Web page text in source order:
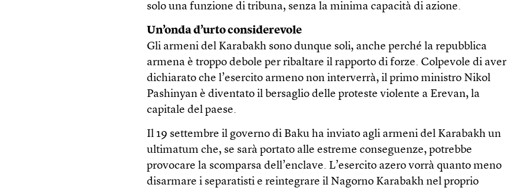
solo una funzione di tribuna, senza la minima capacità di azione.
Un’onda d’urto considerevole
Gli armeni del Karabakh sono dunque soli, anche perché la repubblica
armena è troppo debole per ribaltare il rapporto di forze. Colpevole di aver
dichiarato che l’esercito armeno non interverrà, il primo ministro Nikol
Pashinyan è diventato il bersaglio delle proteste violente a Erevan, la
capitale del paese.
Il 19 settembre il governo di Baku ha inviato agli armeni del Karabakh un
ultimatum che, se sarà portato alle estreme conseguenze, potrebbe
provocare la scomparsa dell’enclave. L’esercito azero vorrà quanto meno
disarmare i separatisti e reintegrare il Nagorno Karabakh nel proprio